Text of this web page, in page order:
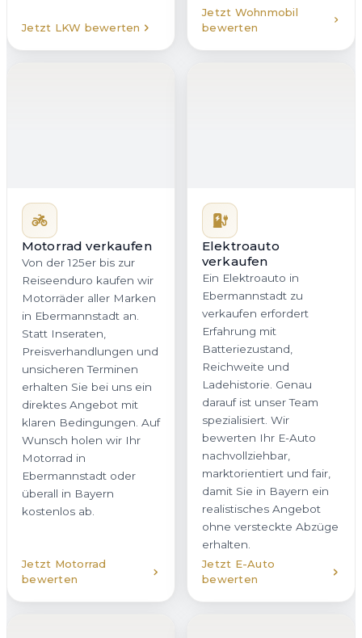
Jetzt LKW bewerten
Jetzt Wohnmobil
bewerten
Motorrad verkaufen
Von der 125er bis zur
Reiseenduro kaufen wir
Motorräder aller Marken
in Ebermannstadt an.
Statt Inseraten,
Preisverhandlungen und
unsicheren Terminen
erhalten Sie bei uns ein
direktes Angebot mit
klaren Bedingungen. Auf
Wunsch holen wir Ihr
Motorrad in
Ebermannstadt oder
überall in Bayern
kostenlos ab.
Jetzt Motorrad
bewerten
Elektroauto
verkaufen
Ein Elektroauto in
Ebermannstadt zu
verkaufen erfordert
Erfahrung mit
Batteriezustand,
Reichweite und
Ladehistorie. Genau
darauf ist unser Team
spezialisiert. Wir
bewerten Ihr E-Auto
nachvollziehbar,
marktorientiert und fair,
damit Sie in Bayern ein
realistisches Angebot
ohne versteckte Abzüge
erhalten.
Jetzt E-Auto
bewerten